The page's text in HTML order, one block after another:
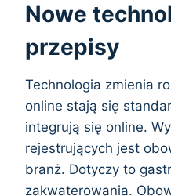
Nowe
przepisy
Technologia zmienia
online stają się
integrują się online.
rejestrujących jest
branż. Dotyczy to
zakwaterowania.